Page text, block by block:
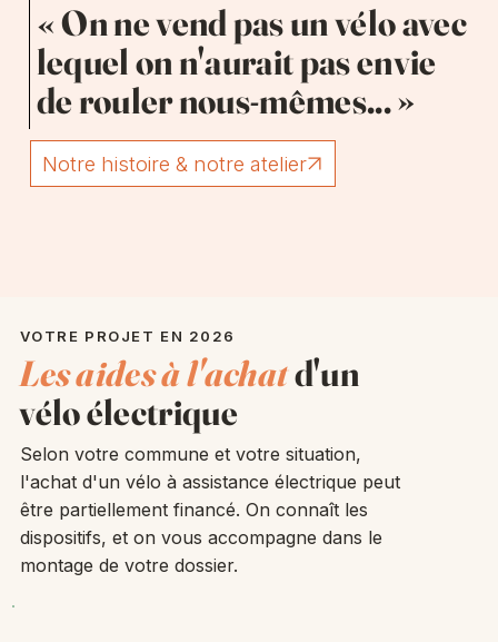
« On ne vend pas un vélo avec
lequel on n'aurait pas envie
de rouler nous-mêmes... »
VOTRE PROJET EN 2026
Les aides à l'achatd'un
vélo électrique
Selon votre commune et votre situation,
l'achat d'un vélo à assistance électrique peut
être partiellement financé. On connaît les
dispositifs, et on vous accompagne dans le
montage de votre dossier.